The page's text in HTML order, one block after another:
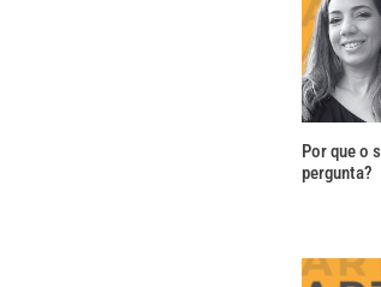
Por que o
pergunta?